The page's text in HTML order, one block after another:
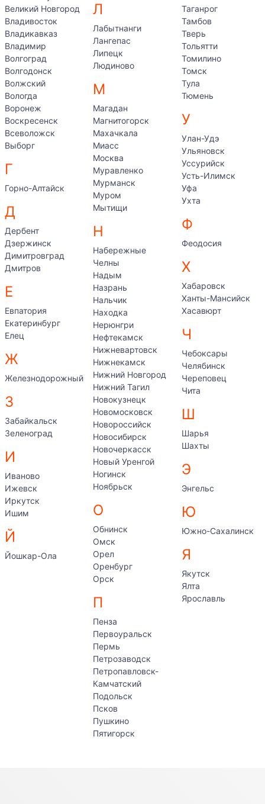
Великий Новгород
Владивосток
Владикавказ
Владимир
Волгоград
Волгодонск
Волжский
Вологда
Воронеж
Воскресенск
Всеволожск
Выборг
Г
Горно-Алтайск
Д
Дербент
Дзержинск
Димитровград
Дмитров
Е
Евпатория
Екатеринбург
Елец
Ж
Железнодорожный
З
Забайкальск
Зеленоград
И
Иваново
Ижевск
Иркутск
Ишим
Й
Йошкар-Ола
Л
Лабытнанги
Лангепас
Липецк
Людиново
М
Магадан
Магнитогорск
Махачкала
Миасс
Москва
Муравленко
Мурманск
Муром
Мытищи
Н
Набережные
Челны
Надым
Назрань
Нальчик
Находка
Нерюнгри
Нефтекамск
Нижневартовск
Нижнекамск
Нижний Новгород
Нижний Тагил
Новокузнецк
Новомосковск
Новороссийск
Новосибирск
Новочеркасск
Новый Уренгой
Ногинск
Ноябрьск
О
Обнинск
Омск
Орел
Оренбург
Орск
П
Пенза
Первоуральск
Пермь
Петрозаводск
Петропавловск-
Камчатский
Подольск
Псков
Пушкино
Пятигорск
Таганрог
Тамбов
Тверь
Тольятти
Томилино
Томск
Тула
Тюмень
У
Улан-Удэ
Ульяновск
Уссурийск
Усть-Илимск
Уфа
Ухта
Ф
Феодосия
Х
Хабаровск
Ханты-Мансийск
Хасавюрт
Ч
Чебоксары
Челябинск
Череповец
Чита
Ш
Шарья
Шахты
Э
Энгельс
Ю
Южно-Сахалинск
Я
Якутск
Ялта
Ярославль